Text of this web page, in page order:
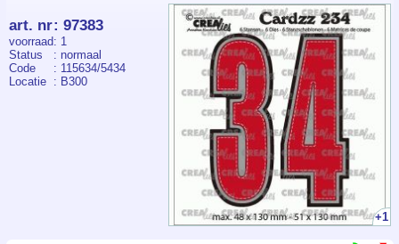
+1
art. nr: 97383
voorraad: 1
Status
: normaal
Code
: 115634/5434
Locatie : B300